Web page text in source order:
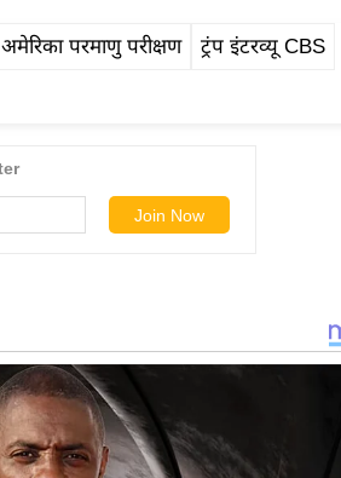
अमेरिका परमाणु परीक्षण ट्रंप इंटरव्यू CBS